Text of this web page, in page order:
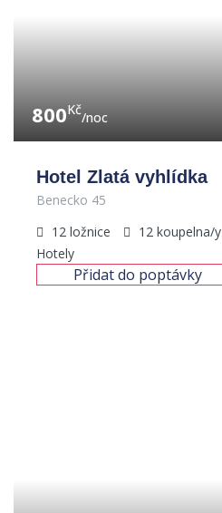
800Kč/noc
Hotel Zlatá vyhlídka
Benecko 45
12 ložnice 12 koupelna/y
Hotely
Přidat do poptávky